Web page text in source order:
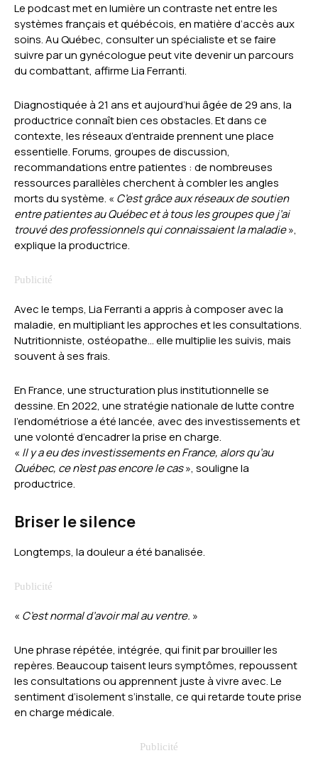
Le podcast met en lumière un contraste net entre les
systèmes français et québécois, en matière d’accès aux
soins. Au Québec, consulter un spécialiste et se faire
suivre par un gynécologue peut vite devenir un parcours
du combattant, affirme Lia Ferranti.
Diagnostiquée à 21 ans et aujourd’hui âgée de 29 ans, la
productrice connaît bien ces obstacles. Et dans ce
contexte, les réseaux d’entraide prennent une place
essentielle. Forums, groupes de discussion,
recommandations entre patientes : de nombreuses
ressources parallèles cherchent à combler les angles
morts du système. « C’est grâce aux réseaux de soutien
entre patientes au Québec et à tous les groupes que j’ai
trouvé des professionnels qui connaissaient la maladie»,
explique la productrice.
Avec le temps, Lia Ferranti a appris à composer avec la
maladie, en multipliant les approches et les consultations.
Nutritionniste, ostéopathe… elle multiplie les suivis, mais
souvent à ses frais.
En France, une structuration plus institutionnelle se
dessine. En 2022, une stratégie nationale de lutte contre
l’endométriose a été lancée, avec des investissements et
une volonté d’encadrer la prise en charge.
« Il y a eu des investissements en France, alors qu’au
Québec, ce n’est pas encore le cas», souligne la
productrice.
Briser le silence
Longtemps, la douleur a été banalisée.
« C’est normal d’avoir mal au ventre. »
Une phrase répétée, intégrée, qui finit par brouiller les
repères. Beaucoup taisent leurs symptômes, repoussent
les consultations ou apprennent juste à vivre avec. Le
sentiment d’isolement s’installe, ce qui retarde toute prise
en charge médicale.